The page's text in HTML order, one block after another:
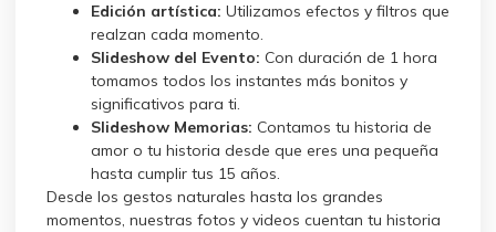
Edición artística: Utilizamos efectos y filtros que
realzan cada momento.
Slideshow del Evento: Con duración de 1 hora
tomamos todos los instantes más bonitos y
significativos para ti.
Slideshow Memorias: Contamos tu historia de
amor o tu historia desde que eres una pequeña
hasta cumplir tus 15 años.
Desde los gestos naturales hasta los grandes
momentos, nuestras fotos y videos cuentan tu historia